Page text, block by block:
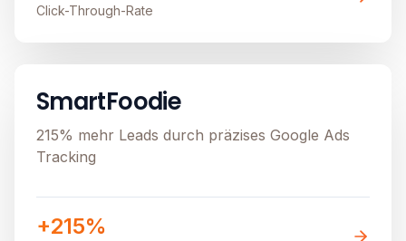
Click-Through-Rate
Image unavailable
SmartFoodie
215% mehr Leads durch präzises Google Ads
Tracking
+215%